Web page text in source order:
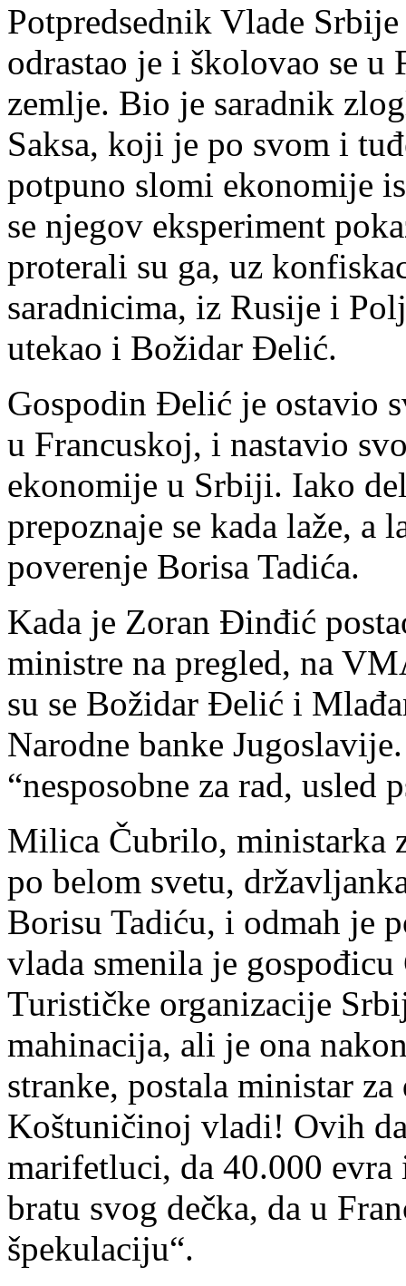
Potpredsednik Vlade
odrastao je i školovao se
zemlje. Bio je saradnik
Saksa, koji je po svom i
potpuno slomi ekonomije
se njegov eksperiment
proterali su ga, uz
saradnicima, iz Rusije i
utekao i Božidar Đelić.
Gospodin Đelić je ostavio
u Francuskoj, i nastavio
ekonomije u Srbiji. Iako
prepoznaje se kada laže, a
poverenje Borisa Tadića.
Kada je Zoran Đinđić
ministre na pregled, na
su se Božidar Đelić i
Narodne banke
“nesposobne za rad, usled
Milica Čubrilo, ministarka
po belom svetu,
Borisu Tadiću, i odmah je
vlada smenila je
Turističke organizacije
mahinacija, ali je ona
stranke, postala ministar
Koštuničinoj vladi! Ovih
marifetluci, da 40.000
bratu svog dečka, da u
špekulaciju“.